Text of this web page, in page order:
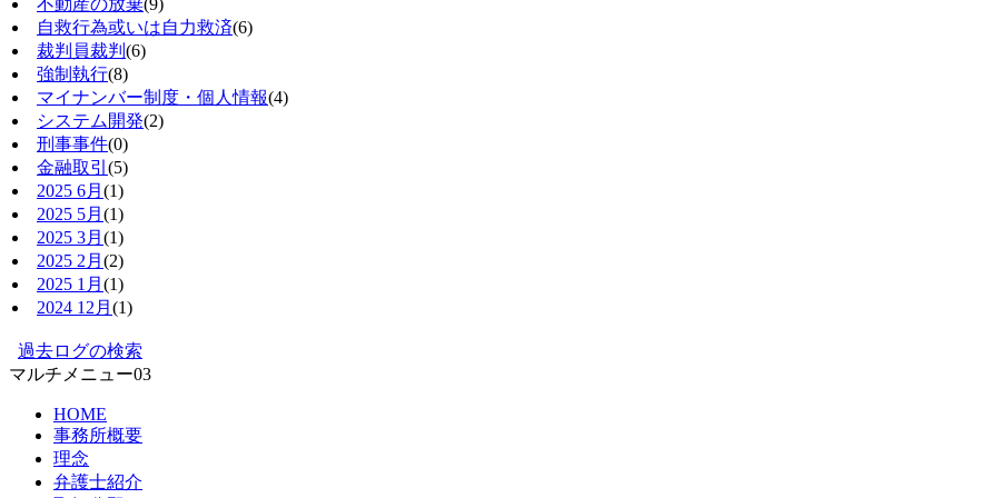
不動産の放棄(9)
自救行為或いは自力救済(6)
裁判員裁判 (6)
強制執行(8)
マイナンバー制度・個人情報(4)
システム開発(2)
刑事事件(0)
金融取引 (5)
2025 6月 (1)
2025 5月 (1)
2025 3月 (1)
2025 2月 (2)
2025 1月 (1)
2024 12月 (1)
過去ログの検索
マルチメニュー03
HOME
事務所概要
理念
弁護士紹介